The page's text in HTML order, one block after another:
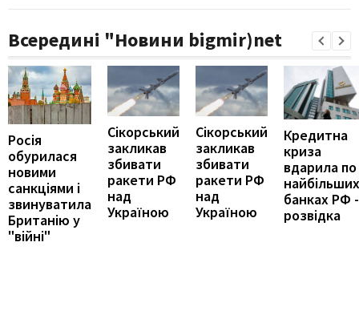
Всередині "Новини bigmir)net
Росія
обурилася
новими
санкціями і
звинуватила
Британію у
"війні"
Сікорський
закликав
збивати
ракети РФ
над
Україною
Сікорський
закликав
збивати
ракети РФ
над
Україною
Кредитна
криза
вдарила по
найбільших
банках РФ -
розвідка